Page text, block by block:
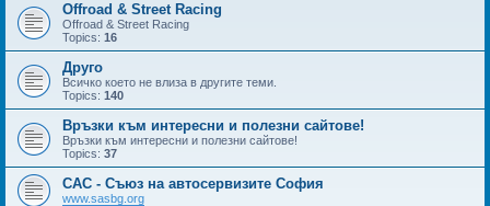
Offroad & Street Racing
Offroad & Street Racing
Topics: 16
Друго
Всичко което не влиза в другите теми.
Topics: 140
Връзки към интересни и полезни сайтове!
Връзки към интересни и полезни сайтове!
Topics: 37
САС - Съюз на автосервизите София
www.sasbg.org